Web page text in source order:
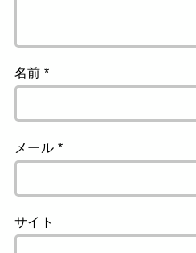
名前*
メール *
サイト